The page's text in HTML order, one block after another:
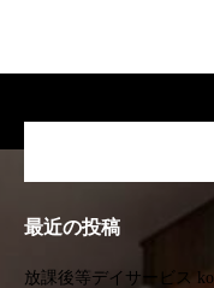
最近の投稿
放課後等デイサービス